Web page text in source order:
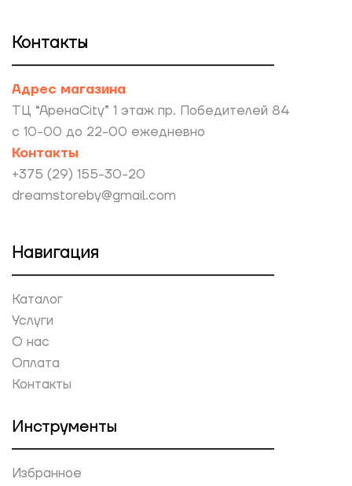
Контакты
Адрес магазина
ТЦ “АренаCity” 1 этаж пр. Победителей 84
с 10-00 до 22-00 ежедневно
Контакты
+375 (29) 155-30-20
dreamstoreby@gmail.com
Навигация
Каталог
Услуги
О нас
Оплата
Контакты
Инструменты
Избранное